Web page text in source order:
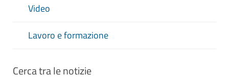
Video
Lavoro e formazione
Cerca tra le notizie